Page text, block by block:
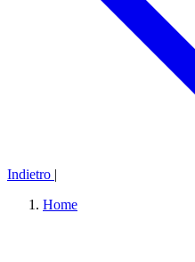
Indietro |
Home